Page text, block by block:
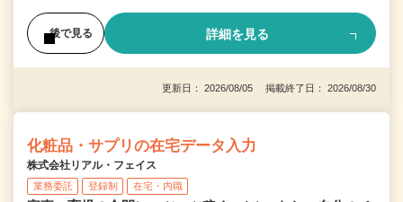
後で見る 詳細を見る
更新日： 2026/08/05 掲載終了日： 2026/08/30
化粧品・サプリの在宅データ入力
株式会社リアル・フェイス
業務委託 登録制 在宅・内職